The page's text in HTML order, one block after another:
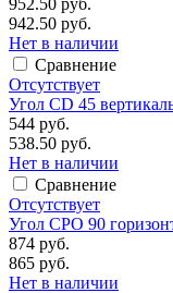
942.50 руб.
Нет в наличии
Сравнение
Отсутствует
Угол CD 45
544 руб.
538.50 руб.
Нет в наличии
Сравнение
Отсутствует
Угол CPO 90
874 руб.
865 руб.
Нет в наличии